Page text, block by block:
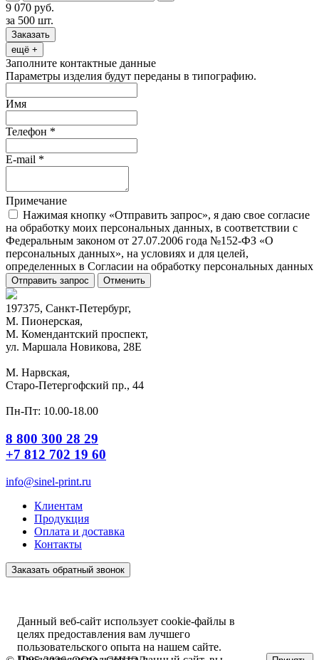
9 070 руб.
за 500 шт.
Заказать
ещё +
Заполните контактные данные
Параметры изделия будут переданы в типографию.
Имя
Телефон *
E-mail *
Примечание
Нажимая кнопку «Отправить запрос», я даю свое согласие
на обработку моих персональных данных, в соответствии с
Федеральным законом от 27.07.2006 года №152-ФЗ «О
персональных данных», на условиях и для целей,
определенных в Согласии на обработку персональных данных
Отправить запрос Отменить
197375, Санкт-Петербург,
М. Пионерская,
М. Комендантский проспект,
ул. Маршала Новикова, 28Е
М. Нарвская,
Старо-Петергофский пр., 44
Пн-Пт: 10.00-18.00
8 800 300 28 29
+7 812 702 19 60
info@sinel-print.ru
Клиентам
Продукция
Оплата и доставка
Контакты
Заказать обратный звонок
Данный веб-сайт использует cookie-файлы в
целях предоставления вам лучшего
пользовательского опыта на нашем сайте.